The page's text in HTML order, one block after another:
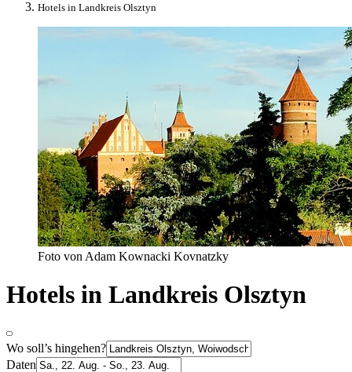
Hotels in Landkreis Olsztyn
Foto von Adam Kownacki Kovnatzky
Hotels in Landkreis Olsztyn
Wo soll’s hingehen?
Daten